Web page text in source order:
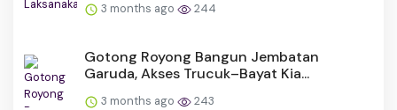
3 months ago 244
Gotong Royong Bangun Jembatan
Garuda, Akses Trucuk–Bayat Kia...
3 months ago 243